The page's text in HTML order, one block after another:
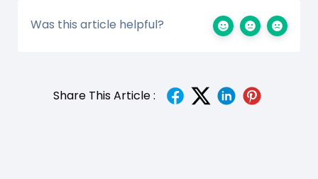
Was this article helpful?
Share This Article :